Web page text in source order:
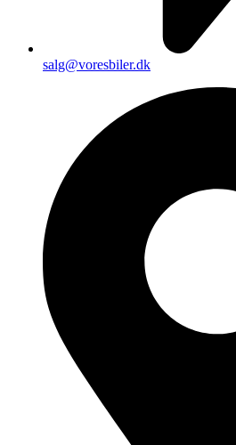
salg@voresbiler.dk